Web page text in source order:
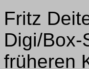
Fritz
Digi/
früheren